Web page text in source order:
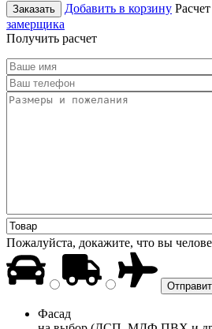
Заказать Добавить в корзину
замерщика
Получить расчет
Пожалуйста, докажите, что вы
Фасад